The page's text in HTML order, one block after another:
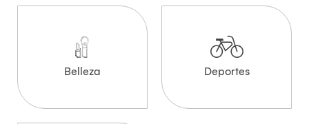
Belleza Deportes